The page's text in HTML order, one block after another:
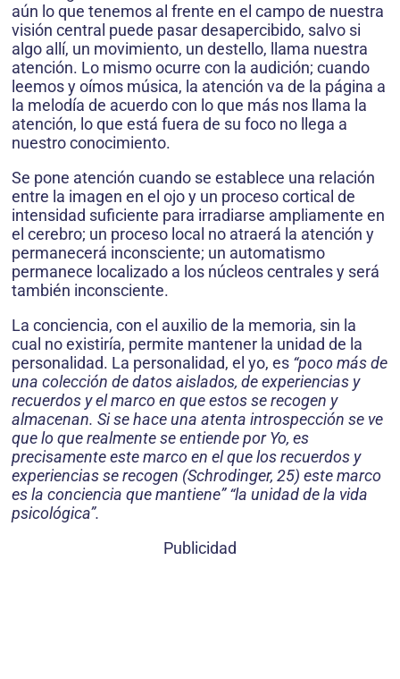
aún lo que tenemos al frente en el campo de nuestra
visión central puede pasar desapercibido, salvo si
algo allí, un movimiento, un destello, llama nuestra
atención. Lo mismo ocurre con la audición; cuando
leemos y oímos música, la atención va de la página a
la melodía de acuerdo con lo que más nos llama la
atención, lo que está fuera de su foco no llega a
nuestro conocimiento.
Se pone atención cuando se establece una relación
entre la imagen en el ojo y un proceso cortical de
intensidad suficiente para irradiarse ampliamente en
el cerebro; un proceso local no atraerá la atención y
permanecerá inconsciente; un automatismo
permanece localizado a los núcleos centrales y será
también inconsciente.
La conciencia, con el auxilio de la memoria, sin la
cual no existiría, permite mantener la unidad de la
personalidad. La personalidad, el yo, es “poco más de
una colección de datos aislados, de experiencias y
recuerdos y el marco en que estos se recogen y
almacenan. Si se hace una atenta introspección se ve
que lo que realmente se entiende por Yo, es
precisamente este marco en el que los recuerdos y
experiencias se recogen (Schrodinger, 25) este marco
es la conciencia que mantiene” “la unidad de la vida
psicológica”.
Publicidad